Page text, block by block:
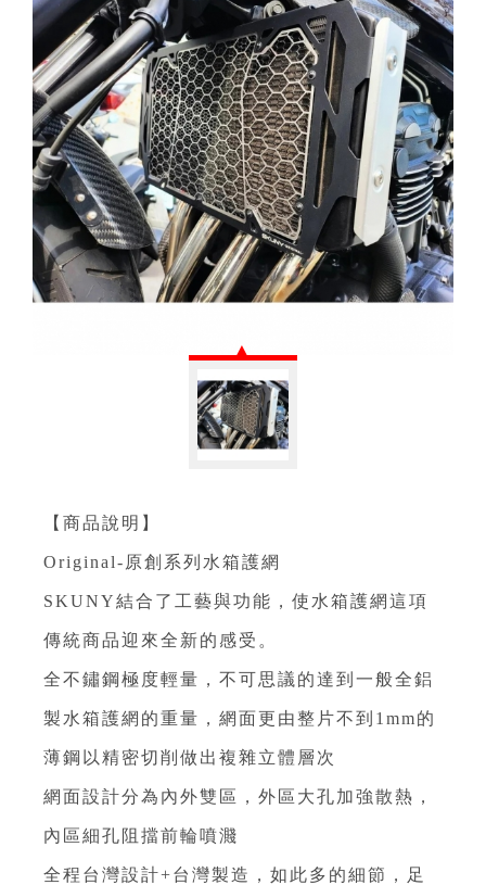
【商品說明】
Original-原創系列水箱護網
SKUNY結合了工藝與功能，使水箱護網這項
傳統商品迎來全新的感受。
全不鏽鋼極度輕量，不可思議的達到一般全鋁
製水箱護網的重量，網面更由整片不到1mm的
薄鋼以精密切削做出複雜立體層次
網面設計分為內外雙區，外區大孔加強散熱，
內區細孔阻擋前輪噴濺
全程台灣設計+台灣製造，如此多的細節，足